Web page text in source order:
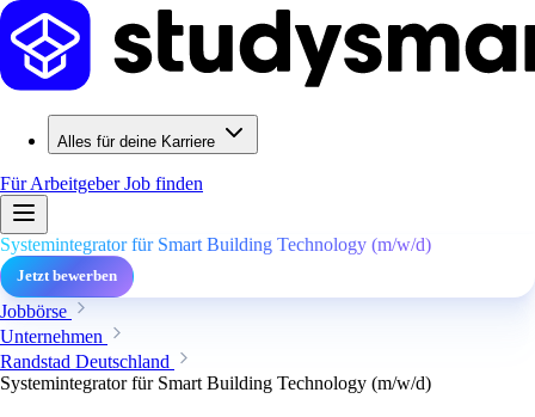
Alles für deine Karriere
Für ArbeitgeberJob finden
Systemintegrator für Smart Building Technology (m/w/d)
Jetzt bewerben
Jobbörse
Unternehmen
Randstad Deutschland
Systemintegrator für Smart Building Technology (m/w/d)